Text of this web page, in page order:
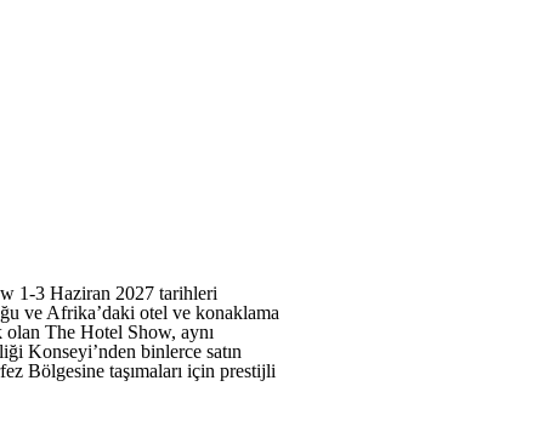
1-3 Haziran 2027 tarihleri
ve Afrika’daki otel ve konaklama
The Hotel Show, aynı
Konseyi’nden binlerce satın
Bölgesine taşımaları için prestijli